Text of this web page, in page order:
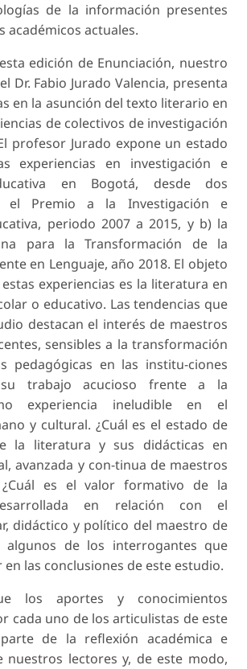
de la información presentes
académicos actuales.
edición de Enunciación, nuestro
Dr. Fabio Jurado Valencia, presenta
en la asunción del texto literario en
de colectivos de investigación
profesor Jurado expone un estado
experiencias en investigación e
en Bogotá, desde dos
el Premio a la Investigación e
periodo 2007 a 2015, y b) la
para la Transformación de la
en Lenguaje, año 2018. El objeto
experiencias es la literatura en
o educativo. Las tendencias que
destacan el interés de maestros
sensibles a la transformación
pedagógicas en las institu-ciones
trabajo acucioso frente a la
experiencia ineludible en el
y cultural. ¿Cuál es el estado de
la literatura y sus didácticas en
avanzada y con-tinua de maestros
¿Cuál es el valor formativo de la
en relación con el
didáctico y político del maestro de
algunos de los interrogantes que
las conclusiones de este estudio.
los aportes y conocimientos
cada uno de los articulistas de este
de la reflexión académica e
nuestros lectores y, de este modo,